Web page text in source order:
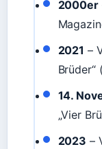
2000er
2021 –
14.
„Vier
2023 –